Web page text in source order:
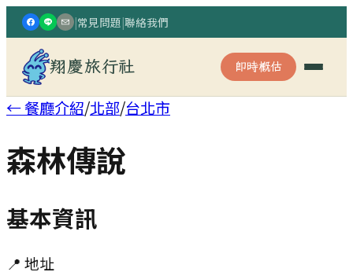
|常見問題|聯絡我們
翔慶旅行社 即時概估
← 餐廳介紹/北部/台北市
森林傳說
基本資訊
📍 地址